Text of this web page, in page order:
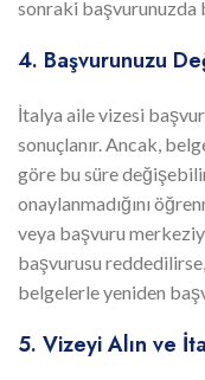
sonraki başvurunuzda
4. Başvurunuzu
İtalya aile vizesi
sonuçlanır. Ancak,
göre bu süre
onaylanmadığını
veya başvuru
başvurusu
belgelerle yeniden
5. Vizeyi Alın ve